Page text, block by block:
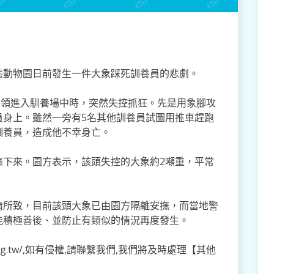
物園日前發生一件大象踩死訓養員的悲劇。
進入馴養場中時，突然失控抓狂。先是用象腳攻
上。雖然一旁有5名其他訓養員試圖用推車趕跑
員，造成他不幸身亡。
來。園方表示，該頭失控的大象約2噸重，平常
致，目前該頭大象已由園方隔離安撫，而當地警
極善後、並防止有類似的情況再度發生。
,如有侵權,請聯繫我們,我們將及時處理【其他